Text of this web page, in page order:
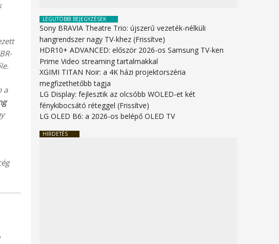
a
LEGUTÓBBI BEJEGYZÉSEK
Sony BRAVIA Theatre Trio: újszerű vezeték-nélküli
hangrendszer nagy TV-khez (Frissítve)
HDR10+ ADVANCED: először 2026-os Samsung TV-ken
Prime Video streaming tartalmakkal
XGIMI TITAN Noir: a 4K házi projektorszéria
megfizethetőbb tagja
LG Display: fejlesztik az olcsóbb WOLED-et két
fénykibocsátó réteggel (Frissítve)
LG OLED B6: a 2026-os belépő OLED TV
HIRDETÉS